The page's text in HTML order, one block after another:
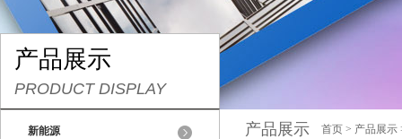
产品展示
PRODUCT DISPLAY
新能源 产品展示 首页 > 产品展示